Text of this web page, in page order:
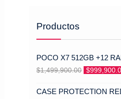
Productos
POCO X7 512GB +12
$1,499,900.00 El
original
$
CASE PROTECTION